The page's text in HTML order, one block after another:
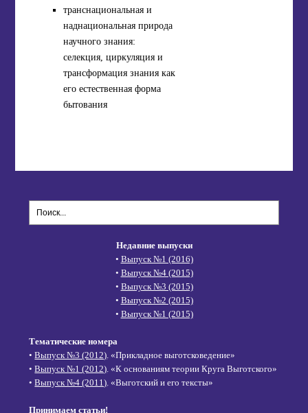
транснациональная и
наднациональная природа
научного знания:
селекция, циркуляция и
трансформация знания как
его естественная форма
бытования
Недавние выпуски
• Выпуск №1 (2016)
• Выпуск №4 (2015)
• Выпуск №3 (2015)
• Выпуск №2 (2015)
• Выпуск №1 (2015)
Тематические номера
•Выпуск №3 (2012) . «Прикладное выготсковедение»
•Выпуск №1 (2012) . «К основаниям теории Круга Выготского»
•Выпуск №4 (2011) . «Выготский и его тексты»
Принимаем статьи!